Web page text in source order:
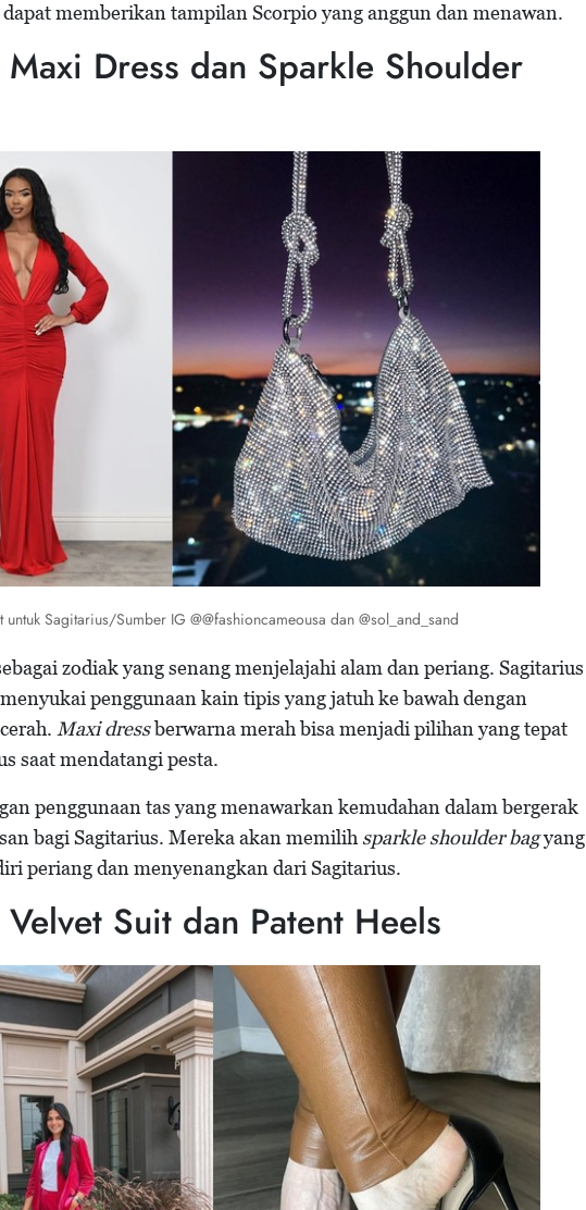
memberikan tampilan Scorpio yang anggun dan menawan.
Dress dan Sparkle Shoulder
untuk Sagitarius/Sumber IG @@fashioncameousa dan @sol_and_sand
zodiak yang senang menjelajahi alam dan periang. Sagitarius
penggunaan kain tipis yang jatuh ke bawah dengan
Maxi dressberwarna merah bisa menjadi pilihan yang tepat
saat mendatangi pesta.
penggunaan tas yang menawarkan kemudahan dalam bergerak
bagi Sagitarius. Mereka akan memilihsparkle shoulder bagyang
periang dan menyenangkan dari Sagitarius.
Suit dan Patent Heels